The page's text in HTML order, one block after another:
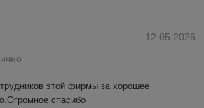
12.05.2026
этой фирмы за хорошее
спасибо